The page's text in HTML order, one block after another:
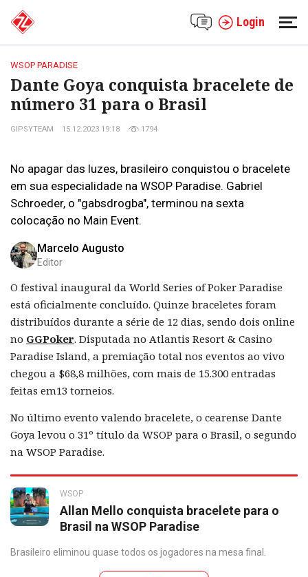
Login
WSOP PARADISE
Dante Goya conquista bracelete de
número 31 para o Brasil
GIPSYTEAM 15.12.2023 19:18 1794
No apagar das luzes, brasileiro conquistou o bracelete
em sua especialidade na WSOP Paradise. Gabriel
Schroeder, o "gabsdrogba", terminou na sexta
colocação no Main Event.
Marcelo Augusto
Editor
O festival inaugural da World Series of Poker Paradise
está oficialmente concluído. Quinze braceletes foram
distribuídos durante a série de 12 dias, sendo dois online
no GGPoker. Disputada no Atlantis Resort & Casino
Paradise Island, a premiação total nos eventos ao vivo
chegou a $68,8 milhões, com mais de 15.300 entradas
feitas em13 torneios.
No último evento valendo bracelete, o cearense Dante
Goya levou o 31º título da WSOP para o Brasil, o segundo
na WSOP Paradise.
WSOP
Allan Mello conquista bracelete para o
Brasil na WSOP Paradise
Brasileiro eliminou quase todos os jogadores na mesa final.